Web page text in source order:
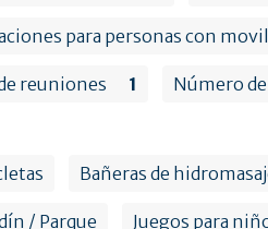
para personas con
reuniones 1 Número
Bañeras de
/ Parque Juegos para